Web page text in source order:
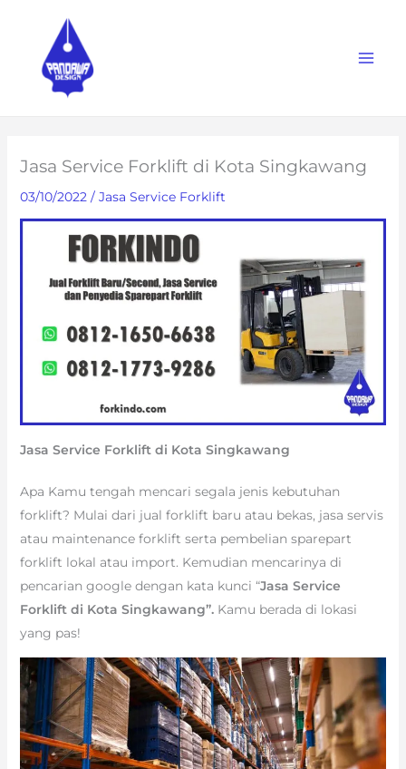
content
Jasa Service Forklift di Kota Singkawang
03/10/2022 / Jasa Service Forklift
Jasa Service Forklift di Kota Singkawang
Apa Kamu tengah mencari segala jenis kebutuhan
forklift? Mulai dari jual forklift baru atau bekas, jasa servis
atau maintenance forklift serta pembelian sparepart
forklift lokal atau import. Kemudian mencarinya di
pencarian google dengan kata kunci “Jasa Service
Forklift di Kota Singkawang”. Kamu berada di lokasi
yang pas!